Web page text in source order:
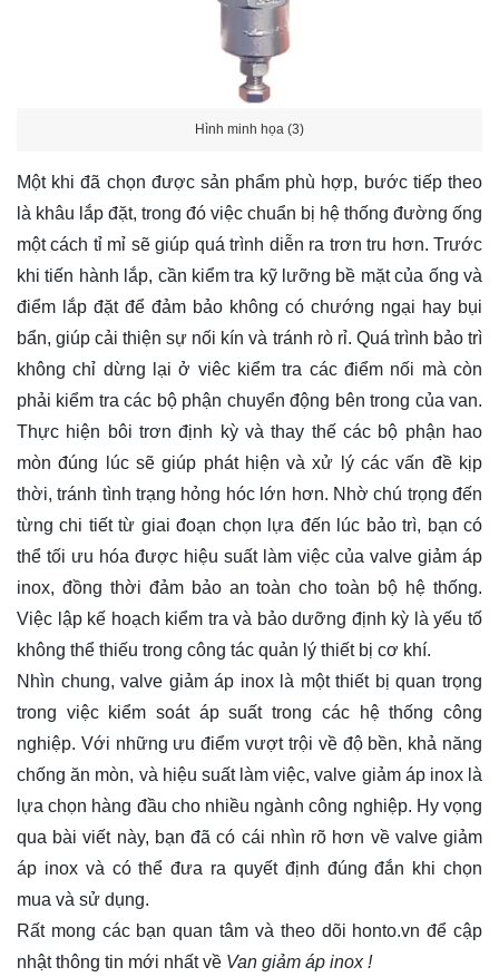
Hình minh họa (3)
Một khi đã chọn được sản phẩm phù hợp, bước tiếp theo
là khâu lắp đặt, trong đó việc chuẩn bị hệ thống đường ống
một cách tỉ mỉ sẽ giúp quá trình diễn ra trơn tru hơn. Trước
khi tiến hành lắp, cần kiểm tra kỹ lưỡng bề mặt của ống và
điểm lắp đặt để đảm bảo không có chướng ngại hay bụi
bẩn, giúp cải thiện sự nối kín và tránh rò rỉ. Quá trình bảo trì
không chỉ dừng lại ở viêc kiểm tra các điểm nối mà còn
phải kiểm tra các bộ phận chuyển động bên trong của van.
Thực hiện bôi trơn định kỳ và thay thế các bộ phận hao
mòn đúng lúc sẽ giúp phát hiện và xử lý các vấn đề kịp
thời, tránh tình trạng hỏng hóc lớn hơn. Nhờ chú trọng đến
từng chi tiết từ giai đoạn chọn lựa đến lúc bảo trì, bạn có
thể tối ưu hóa được hiệu suất làm việc của valve giảm áp
inox, đồng thời đảm bảo an toàn cho toàn bộ hệ thống.
Việc lập kế hoạch kiểm tra và bảo dưỡng định kỳ là yếu tố
không thể thiếu trong công tác quản lý thiết bị cơ khí.
Nhìn chung, valve giảm áp inox là một thiết bị quan trọng
trong việc kiểm soát áp suất trong các hệ thống công
nghiệp. Với những ưu điểm vượt trội về độ bền, khả năng
chống ăn mòn, và hiệu suất làm việc, valve giảm áp inox là
lựa chọn hàng đầu cho nhiều ngành công nghiệp. Hy vọng
qua bài viết này, bạn đã có cái nhìn rõ hơn về valve giảm
áp inox và có thể đưa ra quyết định đúng đắn khi chọn
mua và sử dụng.
Rất mong các bạn quan tâm và theo dõi honto.vn để cập
nhật thông tin mới nhất về Van giảm áp inox !